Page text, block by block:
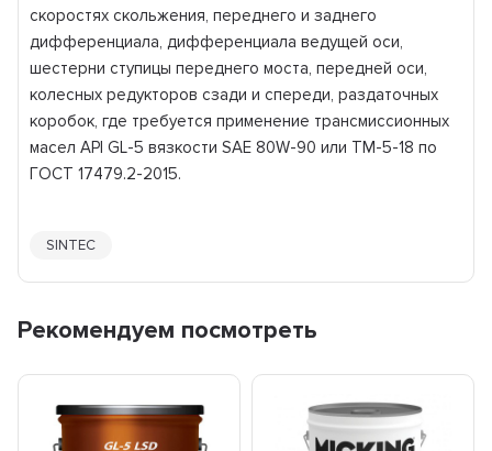
скоростях скольжения, переднего и заднего
дифференциала, дифференциала ведущей оси,
шестерни ступицы переднего моста, передней оси,
колесных редукторов сзади и спереди, раздаточных
коробок, где требуется применение трансмиссионных
масел API GL-5 вязкости SAE 80W-90 или ТМ-5-18 по
ГОСТ 17479.2-2015.
SINTEC
Рекомендуем посмотреть